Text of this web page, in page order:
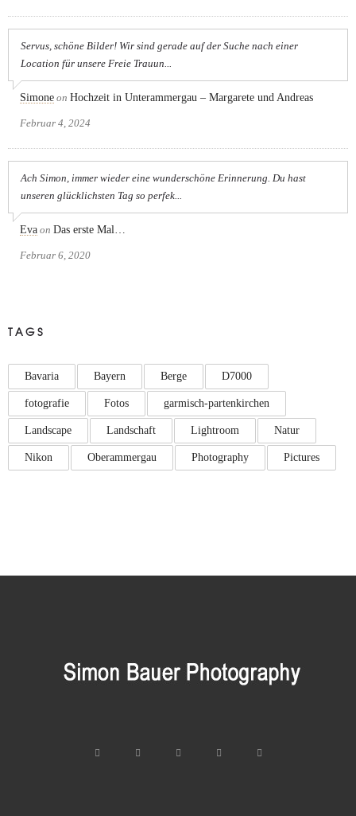
Servus, schöne Bilder! Wir sind gerade auf der Suche nach einer
Location für unsere Freie Trauun...
Simone on Hochzeit in Unterammergau – Margarete und Andreas
Februar 4, 2024
Ach Simon, immer wieder eine wunderschöne Erinnerung. Du hast
unseren glücklichsten Tag so perfek...
Eva on Das erste Mal…
Februar 6, 2020
TAGS
Bavaria Bayern Berge D7000
fotografie Fotos garmisch-partenkirchen
Landscape Landschaft Lightroom Natur
Nikon Oberammergau Photography Pictures